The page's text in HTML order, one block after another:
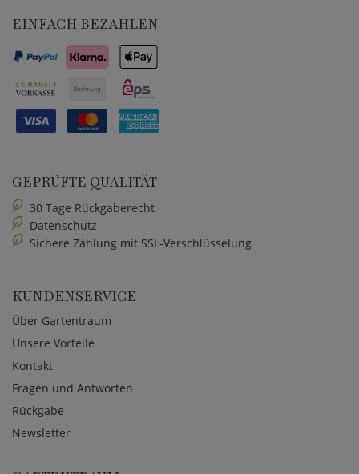
EINFACH BEZAHLEN
GEPRÜFTE QUALITÄT
30 Tage Rückgaberecht
Datenschutz
Sichere Zahlung mit SSL-Verschlüsselung
KUNDENSERVICE
Über Gartentraum
Unsere Vorteile
Kontakt
Fragen und Antworten
Rückgabe
Newsletter